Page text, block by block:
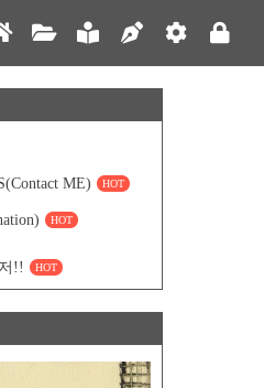
ME) HOT
HOT
!! HOT